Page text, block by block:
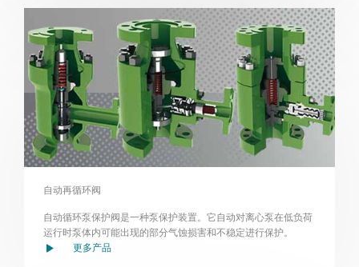
自动再循环阀
自动循环泵保护阀是一种泵保护装置。它自动对离心泵在低负荷
运行时泵体内可能出现的部分气蚀损害和不稳定进行保护。
更多产品